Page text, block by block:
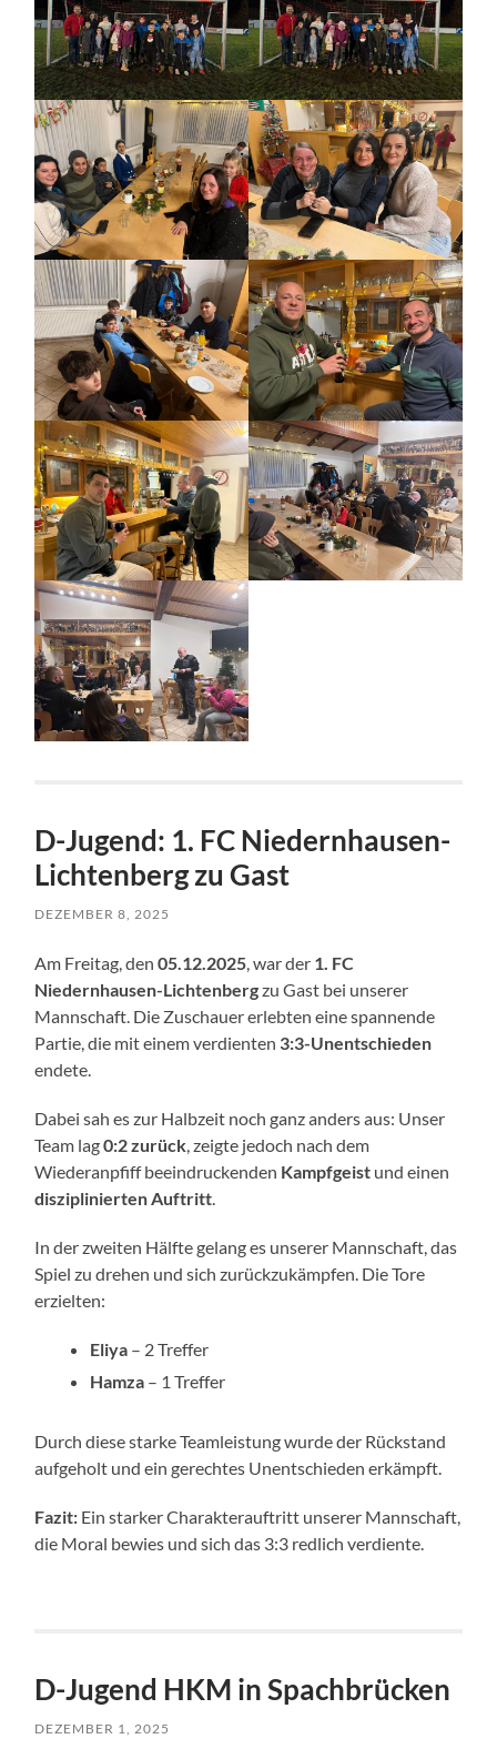
D-Jugend: 1. FC Niedernhausen-
Lichtenberg zu Gast
DEZEMBER 8, 2025
Am Freitag, den05.12.2025 , war der 1. FC
Niedernhausen-Lichtenbergzu Gast bei unserer
Mannschaft. Die Zuschauer erlebten eine spannende
Partie, die mit einem verdienten 3:3-Unentschieden
endete.
Dabei sah es zur Halbzeit noch ganz anders aus: Unser
Team lag0:2 zurück , zeigte jedoch nach dem
Wiederanpfiff beeindruckenden Kampfgeist und einen
disziplinierten Auftritt
In der zweiten Hälfte gelang es unserer Mannschaft, das
Spiel zu drehen und sich zurückzukämpfen. Die Tore
erzielten:
Eliya – 2 Treffer
Hamza – 1 Treffer
Durch diese starke Teamleistung wurde der Rückstand
aufgeholt und ein gerechtes Unentschieden erkämpft.
Fazit: Ein starker Charakterauftritt unserer Mannschaft,
die Moral bewies und sich das 3:3 redlich verdiente.
D-Jugend HKM in Spachbrücken
DEZEMBER 1, 2025